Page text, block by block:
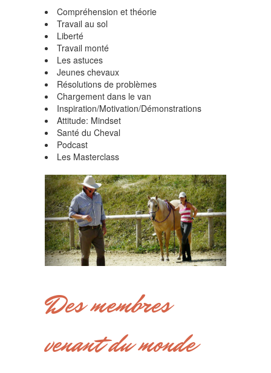
Compréhension et théorie
Travail au sol
Liberté
Travail monté
Les astuces
Jeunes chevaux
Résolutions de problèmes
Chargement dans le van
Inspiration/Motivation/Démonstrations
Attitude: Mindset
Santé du Cheval
Podcast
Les Masterclass
Des membres
venant du monde